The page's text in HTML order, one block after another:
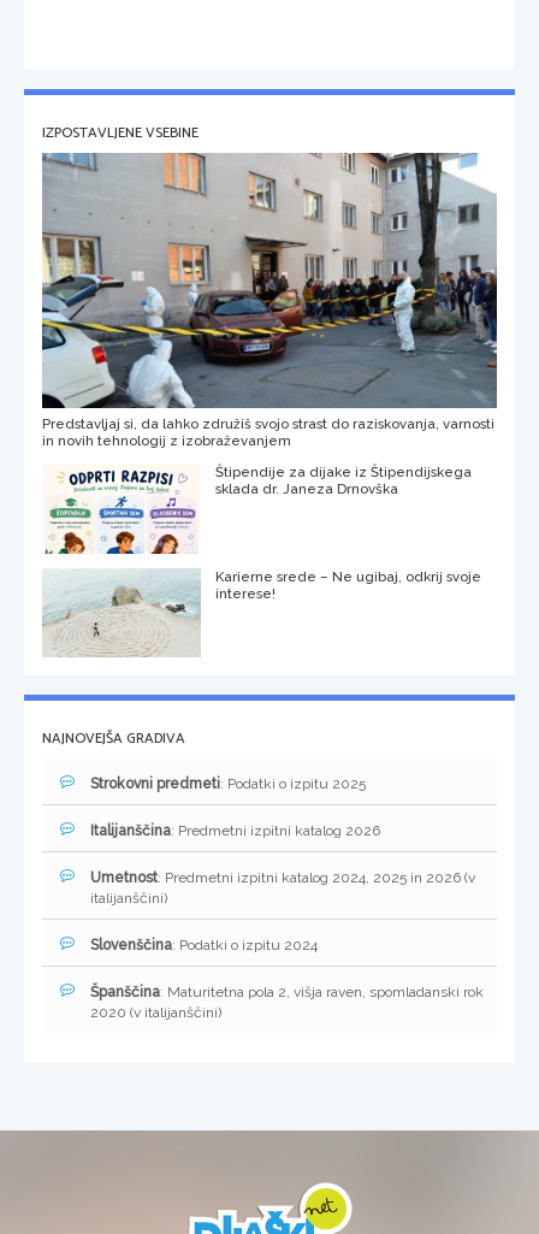
IZPOSTAVLJENE VSEBINE
Predstavljaj si, da lahko združiš svojo strast do raziskovanja, varnosti
in novih tehnologij z izobraževanjem
Štipendije za dijake iz Štipendijskega
sklada dr. Janeza Drnovška
Karierne srede – Ne ugibaj, odkrij svoje
interese!
NAJNOVEJŠA GRADIVA
Strokovni predmeti: Podatki o izpitu 2025
Italijanščina: Predmetni izpitni katalog 2026
Umetnost: Predmetni izpitni katalog 2024, 2025 in 2026 (v
italijanščini)
Slovenščina: Podatki o izpitu 2024
Španščina: Maturitetna pola 2, višja raven, spomladanski rok
2020 (v italijanščini)